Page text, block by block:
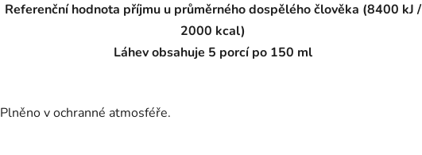
Referenční hodnota příjmu u průměrného dospělého člověka (8400 kJ /
2000 kcal)
Láhev obsahuje 5 porcí po 150 ml
Plněno v ochranné atmosféře.